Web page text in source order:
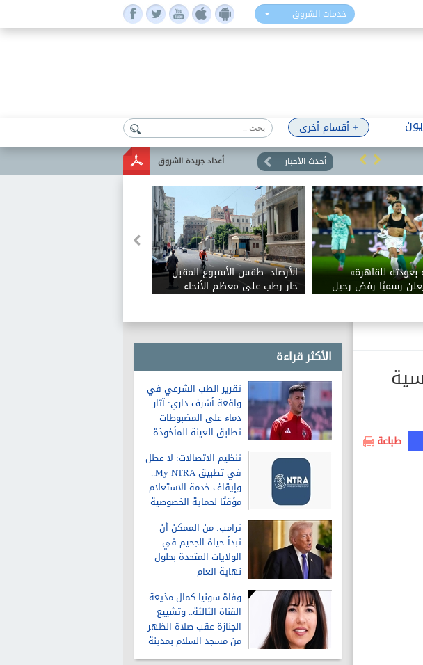
خدمات الشروق
+ أقسام أخرى
أعداد جريدة الشروق أحدث الأخبار
بعودته للقاهرة»..
يعلن رسميًا رفض رحيل
الأرصاد: طقس الأسبوع المقبل
حار رطب على معظم الأنحاء..
والعظمى على القاهرة الكبرى
الأكثر قراءة
تقرير الطب الشرعي في
واقعة أشرف داري: آثار
دماء على المضبوطات
تطابق العينة المأخوذة
تنظيم الاتصالات: لا عطل
في تطبيق My NTRA..
وإيقاف خدمة الاستعلام
مؤقتًا لحماية الخصوصية
ترامب: من الممكن أن
تبدأ حياة الجحيم في
الولايات المتحدة بحلول
نهاية العام
وفاة سونيا كمال مذيعة
القناة الثالثة.. وتشييع
الجنازة عقب صلاة الظهر
من مسجد السلام بمدينة
نصر
طباعة